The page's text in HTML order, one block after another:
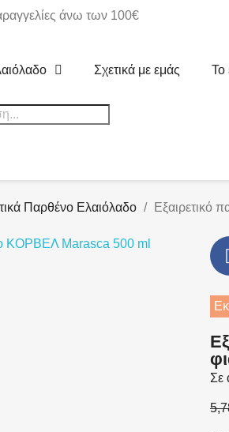
άνω των 100€
Σχετικά με εμάς Το
Παρθένο Ελαιόλαδο Εξαιρετικό
Σε